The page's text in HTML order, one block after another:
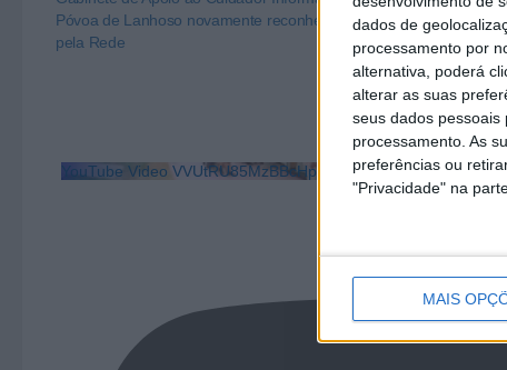
dados de
processamento por
alternativa, poderá
alterar as suas
seus dados
processamento. As
preferências ou
"Privacidade" na
MAIS
Póvoa de Lanhoso novamente reconhecido
pela Rede
Cuidador/a
YouTube Video